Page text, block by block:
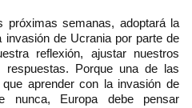
próximas semanas, adoptará la
de Ucrania por parte de
reflexión, ajustar nuestros
Porque una de las
aprender con la invasión de
nunca, Europa debe pensar